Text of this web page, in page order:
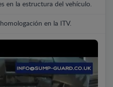
en la estructura del vehículo.
en la ITV.